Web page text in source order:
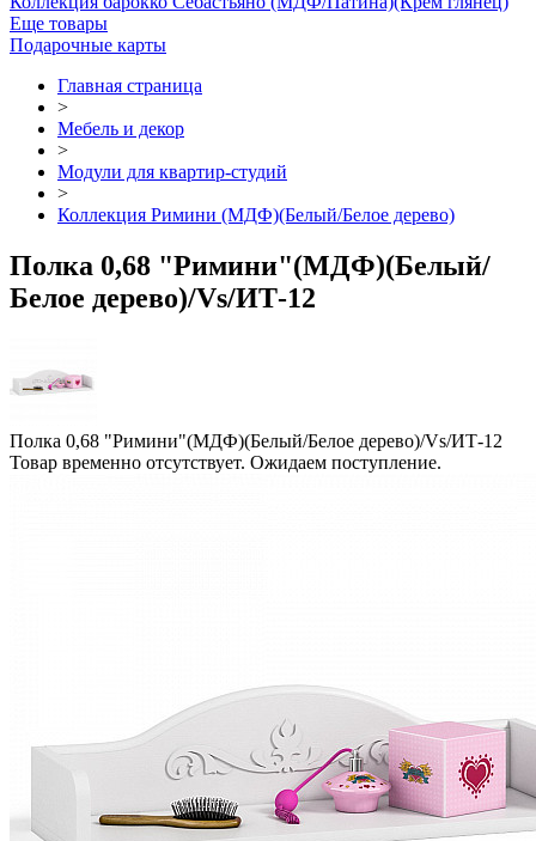
Еще товары
Подарочные карты
Главная страница
>
Мебель и декор
>
Модули для квартир-студий
>
Коллекция Римини (МДФ)(Белый/Белое дерево)
Полка 0,68 "Римини"(МДФ)(Белый/
Белое дерево)/Vs/ИТ-12
Полка 0,68 "Римини"(МДФ)(Белый/Белое дерево)/Vs/ИТ-12
Товар временно отсутствует. Ожидаем поступление.